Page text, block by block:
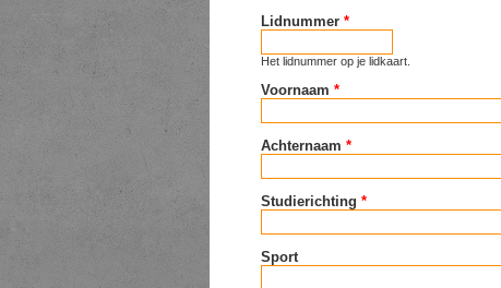
Lidnummer *
Het lidnummer op je lidkaart.
Voornaam *
Achternaam *
Studierichting *
Sport